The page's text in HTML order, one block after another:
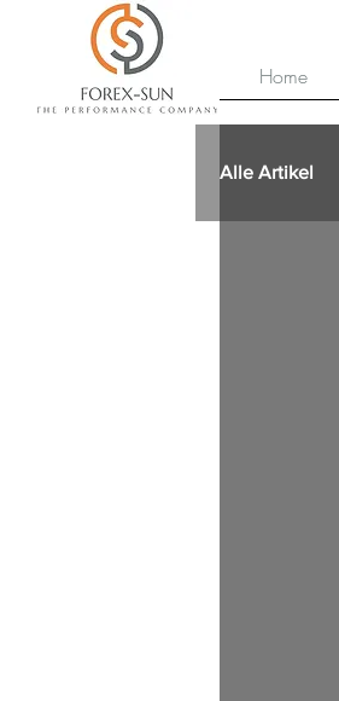
Home
Alle Artikel